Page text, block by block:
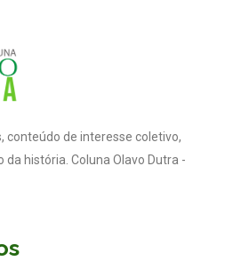
conteúdo de interesse coletivo,
da história. Coluna Olavo Dutra -